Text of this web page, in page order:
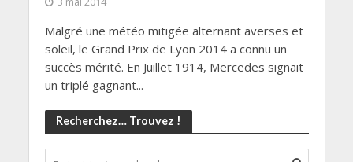
Malgré une météo mitigée alternant averses et
soleil, le Grand Prix de Lyon 2014 a connu un
succès mérité. En Juillet 1914, Mercedes signait
un triplé gagnant...
Recherchez… Trouvez !